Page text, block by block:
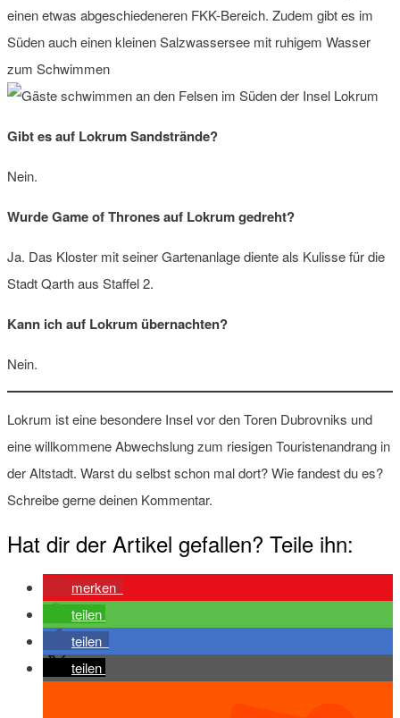
einen etwas abgeschiedeneren FKK-Bereich. Zudem gibt es im
Süden auch einen kleinen Salzwassersee mit ruhigem Wasser
zum Schwimmen
Gibt es auf Lokrum Sandstrände?
Nein.
Wurde Game of Thrones auf Lokrum gedreht?
Ja. Das Kloster mit seiner Gartenanlage diente als Kulisse für die
Stadt Qarth aus Staffel 2.
Kann ich auf Lokrum übernachten?
Nein.
Lokrum ist eine besondere Insel vor den Toren Dubrovniks und
eine willkommene Abwechslung zum riesigen Touristenandrang in
der Altstadt. Warst du selbst schon mal dort? Wie fandest du es?
Schreibe gerne deinen Kommentar.
Hat dir der Artikel gefallen? Teile ihn:
merken
teilen
teilen
teilen